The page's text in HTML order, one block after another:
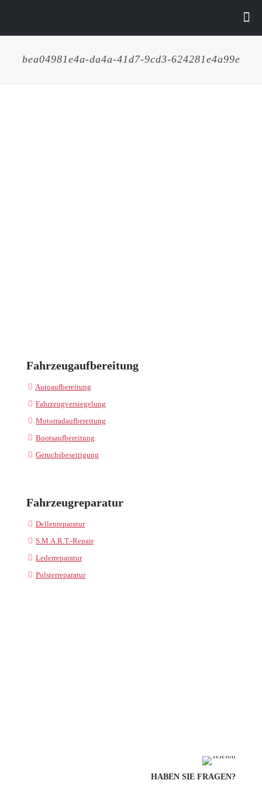
bea04981e4a-da4a-41d7-9cd3-624281e4a99e
Fahrzeugaufbereitung
Autoaufbereitung
Fahrzeugversiegelung
Motorradaufbereitung
Bootsaufbereitung
Geruchsbeseitigung
Fahrzeugreparatur
Dellenreparatur
S.M.A.R.T.-Repair
Lederreparatur
Polsterreparatur
HABEN SIE FRAGEN?